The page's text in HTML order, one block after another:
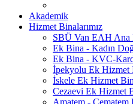
Akademik
Hizmet Binalarımız
SBÜ Van EAH Ana
Ek Bina - Kadın
Ek Bina - KVC-
İpekyolu Ek Hizmet
İskele Ek Hizmet
Cezaevi Ek Hizmet
Amatem - Çematem